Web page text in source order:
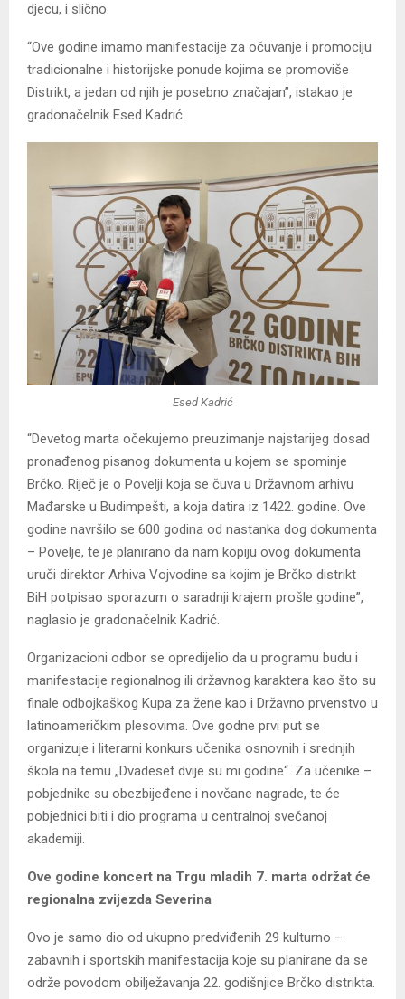
djecu, i slično.
“Ove godine imamo manifestacije za očuvanje i promociju
tradicionalne i historijske ponude kojima se promoviše
Distrikt, a jedan od njih je posebno značajan”, istakao je
gradonačelnik Esed Kadrić.
Esed Kadrić
“Devetog marta očekujemo preuzimanje najstarijeg dosad
pronađenog pisanog dokumenta u kojem se spominje
Brčko. Riječ je o Povelji koja se čuva u Državnom arhivu
Mađarske u Budimpešti, a koja datira iz 1422. godine. Ove
godine navršilo se 600 godina od nastanka dog dokumenta
– Povelje, te je planirano da nam kopiju ovog dokumenta
uruči direktor Arhiva Vojvodine sa kojim je Brčko distrikt
BiH potpisao sporazum o saradnji krajem prošle godine”,
naglasio je gradonačelnik Kadrić.
Organizacioni odbor se opredijelio da u programu budu i
manifestacije regionalnog ili državnog karaktera kao što su
finale odbojkaškog Kupa za žene kao i Državno prvenstvo u
latinoameričkim plesovima. Ove godne prvi put se
organizuje i literarni konkurs učenika osnovnih i srednjih
škola na temu „Dvadeset dvije su mi godine“. Za učenike –
pobjednike su obezbijeđene i novčane nagrade, te će
pobjednici biti i dio programa u centralnoj svečanoj
akademiji.
Ove godine koncert na Trgu mladih 7. marta održat će
regionalna zvijezda Severina
Ovo je samo dio od ukupno predviđenih 29 kulturno –
zabavnih i sportskih manifestacija koje su planirane da se
održe povodom obilježavanja 22. godišnjice Brčko distrikta.